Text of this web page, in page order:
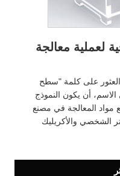
لعملية معالجة
العثور على كلمة "سطح
الاسم، أن يكون النموذج
مواد المعالجة في مصنع
الشخصي والأكريليك